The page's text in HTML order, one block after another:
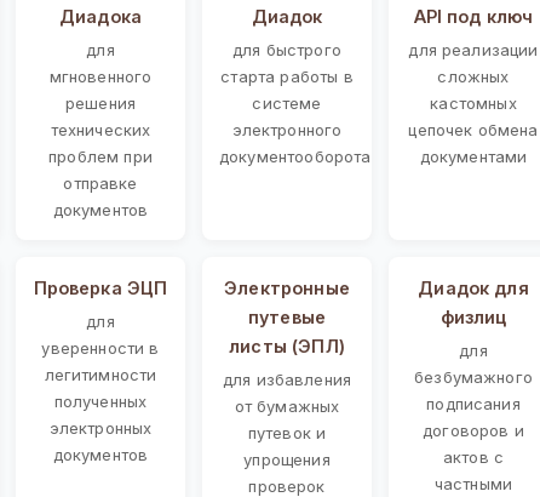
Диадока
для
мгновенного
решения
технических
проблем при
отправке
документов
Диадок
для быстрого
старта работы в
системе
электронного
документооборота
API под ключ
для реализации
сложных
кастомных
цепочек обмена
документами
Проверка ЭЦП
для
уверенности в
легитимности
полученных
электронных
документов
Электронные
путевые
листы (ЭПЛ)
для избавления
от бумажных
путевок и
упрощения
проверок
Диадок для
физлиц
для
безбумажного
подписания
договоров и
актов с
частными